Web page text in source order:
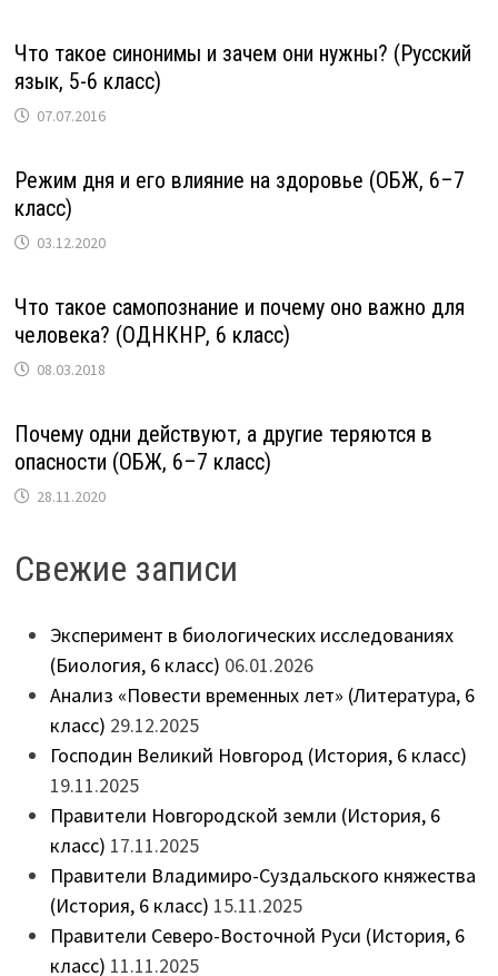
Что такое синонимы и зачем они нужны? (Русский
язык, 5-6 класс)
07.07.2016
Режим дня и его влияние на здоровье (ОБЖ, 6–7
класс)
03.12.2020
Что такое самопознание и почему оно важно для
человека? (ОДНКНР, 6 класс)
08.03.2018
Почему одни действуют, а другие теряются в
опасности (ОБЖ, 6–7 класс)
28.11.2020
Свежие записи
Эксперимент в биологических исследованиях
(Биология, 6 класс) 06.01.2026
Анализ «Повести временных лет» (Литература, 6
класс) 29.12.2025
Господин Великий Новгород (История, 6 класс)
19.11.2025
Правители Новгородской земли (История, 6
класс) 17.11.2025
Правители Владимиро-Суздальского княжества
(История, 6 класс) 15.11.2025
Правители Северо-Восточной Руси (История, 6
класс) 11.11.2025